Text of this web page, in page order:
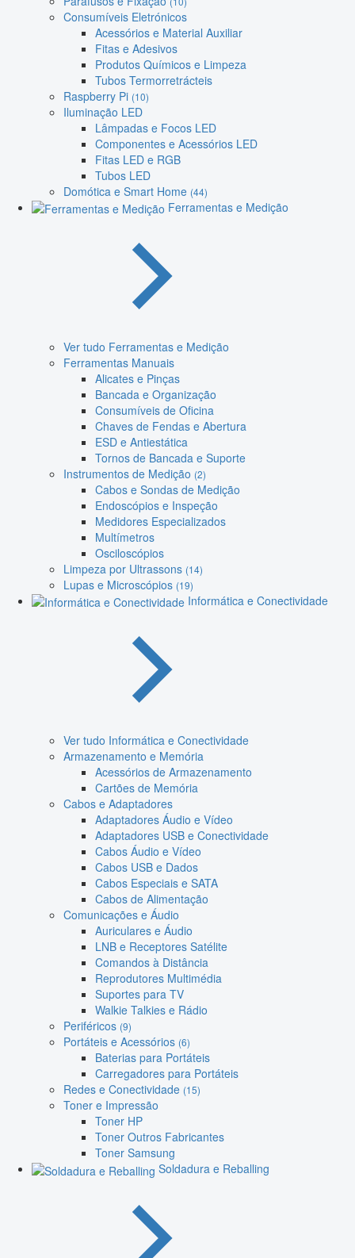
Consumíveis Eletrónicos
Acessórios e Material Auxiliar
Fitas e Adesivos
Produtos Químicos e Limpeza
Tubos Termorretrácteis
Raspberry Pi (10)
Iluminação LED
Lâmpadas e Focos LED
Componentes e Acessórios LED
Fitas LED e RGB
Tubos LED
Domótica e Smart Home (44)
Ferramentas e Medição
Ver tudo Ferramentas e Medição
Ferramentas Manuais
Alicates e Pinças
Bancada e Organização
Consumíveis de Oficina
Chaves de Fendas e Abertura
ESD e Antiestática
Tornos de Bancada e Suporte
Instrumentos de Medição (2)
Cabos e Sondas de Medição
Endoscópios e Inspeção
Medidores Especializados
Multímetros
Osciloscópios
Limpeza por Ultrassons (14)
Lupas e Microscópios (19)
Informática e Conectividade
Ver tudo Informática e Conectividade
Armazenamento e Memória
Acessórios de Armazenamento
Cartões de Memória
Cabos e Adaptadores
Adaptadores Áudio e Vídeo
Adaptadores USB e Conectividade
Cabos Áudio e Vídeo
Cabos USB e Dados
Cabos Especiais e SATA
Cabos de Alimentação
Comunicações e Áudio
Auriculares e Áudio
LNB e Receptores Satélite
Comandos à Distância
Reprodutores Multimédia
Suportes para TV
Walkie Talkies e Rádio
Periféricos (9)
Portáteis e Acessórios (6)
Baterias para Portáteis
Carregadores para Portáteis
Redes e Conectividade (15)
Toner e Impressão
Toner HP
Toner Outros Fabricantes
Toner Samsung
Soldadura e Reballing